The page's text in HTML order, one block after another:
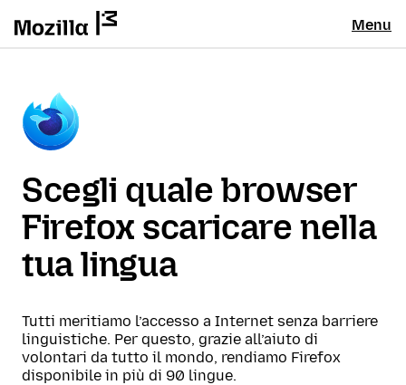
Menu
Scegli quale browser
Firefox scaricare nella
tua lingua
Tutti meritiamo l’accesso a Internet senza barriere
linguistiche. Per questo, grazie all’aiuto di
volontari da tutto il mondo, rendiamo Firefox
disponibile in più di 90 lingue.